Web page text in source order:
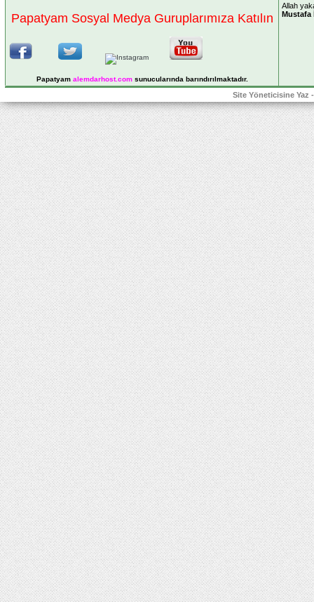
Papatyam Sosyal Medya Guruplarımıza Katılın
Papatyam alemdarhost.comsunucularında barındırılmaktadır.
Allah
Mustafa
Site Yöneticisine Yaz